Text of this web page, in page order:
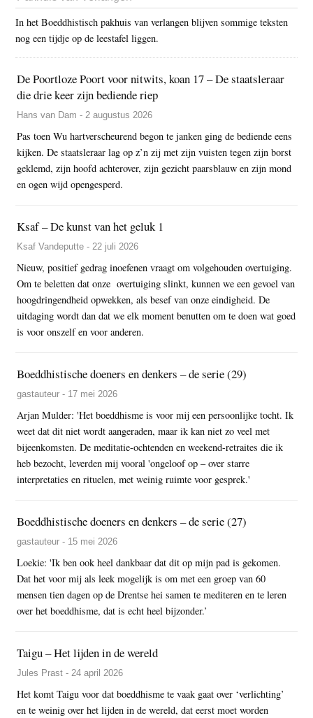
In het Boeddhistisch pakhuis van verlangen blijven sommige teksten
nog een tijdje op de leestafel liggen.
De Poortloze Poort voor nitwits, koan 17 – De staatsleraar
die drie keer zijn bediende riep
Hans van Dam - 2 augustus 2026
Pas toen Wu hartverscheurend begon te janken ging de bediende eens
kijken. De staatsleraar lag op z’n zij met zijn vuisten tegen zijn borst
geklemd, zijn hoofd achterover, zijn gezicht paarsblauw en zijn mond
en ogen wijd opengesperd.
Ksaf – De kunst van het geluk 1
Ksaf Vandeputte - 22 juli 2026
Nieuw, positief gedrag inoefenen vraagt om volgehouden overtuiging.
Om te beletten dat onze overtuiging slinkt, kunnen we een gevoel van
hoogdringendheid opwekken, als besef van onze eindigheid. De
uitdaging wordt dan dat we elk moment benutten om te doen wat goed
is voor onszelf en voor anderen.
Boeddhistische doeners en denkers – de serie (29)
gastauteur - 17 mei 2026
Arjan Mulder: 'Het boeddhisme is voor mij een persoonlijke tocht. Ik
weet dat dit niet wordt aangeraden, maar ik kan niet zo veel met
bijeenkomsten. De meditatie-ochtenden en weekend-retraites die ik
heb bezocht, leverden mij vooral 'ongeloof op – over starre
interpretaties en rituelen, met weinig ruimte voor gesprek.'
Boeddhistische doeners en denkers – de serie (27)
gastauteur - 15 mei 2026
Loekie: 'Ik ben ook heel dankbaar dat dit op mijn pad is gekomen.
Dat het voor mij als leek mogelijk is om met een groep van 60
mensen tien dagen op de Drentse hei samen te mediteren en te leren
over het boeddhisme, dat is echt heel bijzonder.’
Taigu – Het lijden in de wereld
Jules Prast - 24 april 2026
Het komt Taigu voor dat boeddhisme te vaak gaat over ‘verlichting’
en te weinig over het lijden in de wereld, dat eerst moet worden